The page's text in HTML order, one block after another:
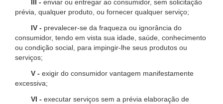
III - enviar ou entregar ao consumidor, sem solicitação
prévia, qualquer produto, ou fornecer qualquer serviço;
IV - prevalecer-se da fraqueza ou ignorância do
consumidor, tendo em vista sua idade, saúde, conhecimento
ou condição social, para impingir-lhe seus produtos ou
serviços;
V - exigir do consumidor vantagem manifestamente
excessiva;
VI - executar serviços sem a prévia elaboração de